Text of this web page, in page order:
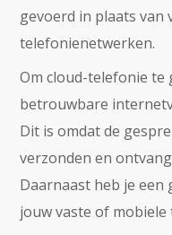
gevoerd in plaats van
telefonienetwerken.
Om cloud-telefonie te
betrouwbare
Dit is omdat de
verzonden en
Daarnaast heb je een
jouw vaste of mobiele